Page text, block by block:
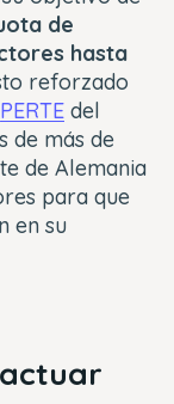
de
hasta
reforzado
PERTE del
de más de
de Alemania
para que
en su